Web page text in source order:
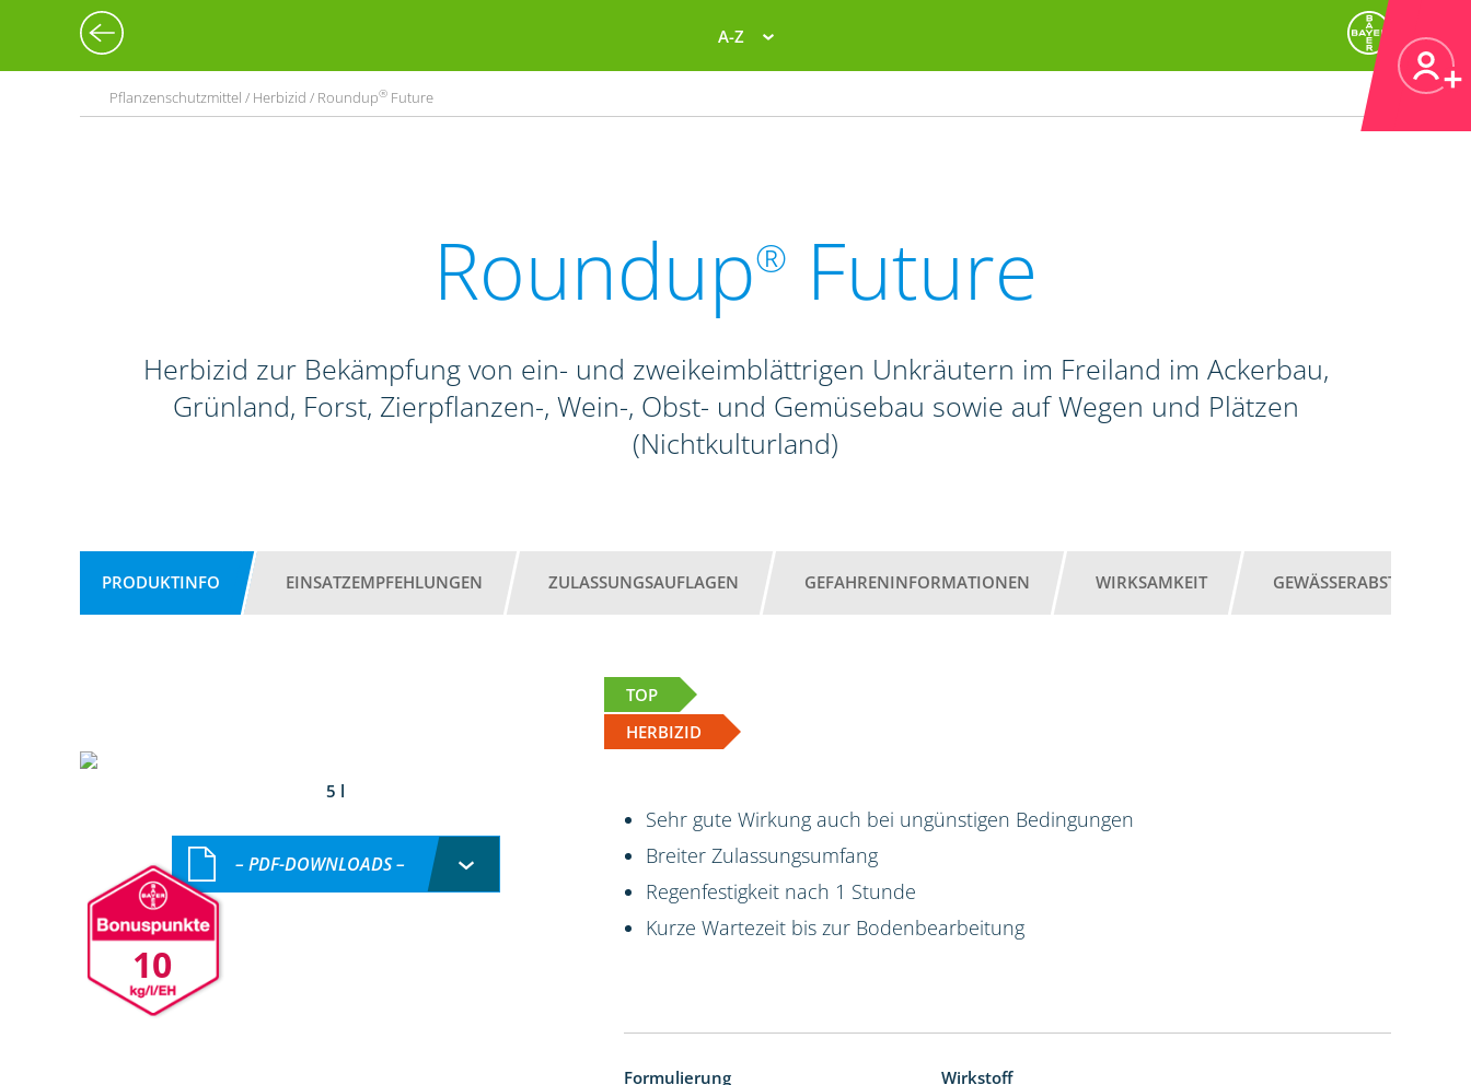
A-Z
Pflanzenschutzmittel / Herbizid / Roundup® Future
Roundup® Future
Herbizid zur Bekämpfung von ein- und zweikeimblättrigen Unkräutern im Freiland im Ackerbau,
Grünland, Forst, Zierpflanzen-, Wein-, Obst- und Gemüsebau sowie auf Wegen und Plätzen
(Nichtkulturland)
PRODUKTINFO EINSATZEMPFEHLUNGEN ZULASSUNGSAUFLAGEN GEFAHRENINFORMATIONEN WIRKSAMKEIT GEWÄSSERABSTAND
TOP
HERBIZID
5 l
10
– PDF-DOWNLOADS –
Sehr gute Wirkung auch bei ungünstigen Bedingungen
Breiter Zulassungsumfang
Regenfestigkeit nach 1 Stunde
Kurze Wartezeit bis zur Bodenbearbeitung
Formulierung Wirkstoff